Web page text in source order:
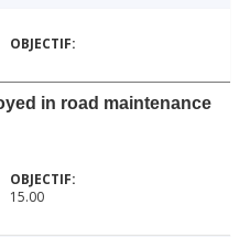
in road maintenance
15.00